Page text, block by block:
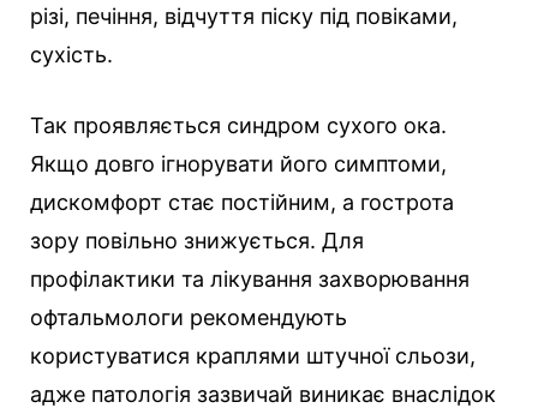
різі, печіння, відчуття піску під повіками,
сухість.
Так проявляється синдром сухого ока.
Якщо довго ігнорувати його симптоми,
дискомфорт стає постійним, а гострота
зору повільно знижується. Для
профілактики та лікування захворювання
офтальмологи рекомендують
користуватися краплями штучної сльози,
адже патологія зазвичай виникає внаслідок